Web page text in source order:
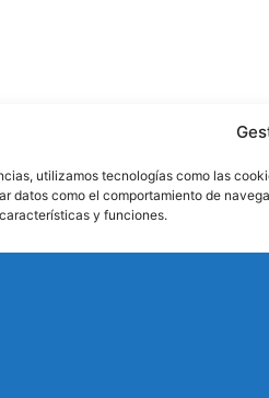
utilizamos tecnologías como las
datos como el comportamiento de
y funciones.